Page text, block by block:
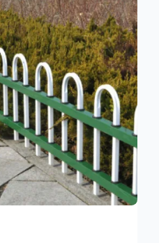
。单向折弯锌钢护栏可以用于
场所。该产品具有高强度、高